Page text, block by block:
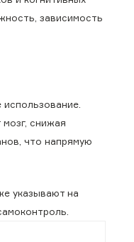
зависимость
снижая
что напрямую
указывают на